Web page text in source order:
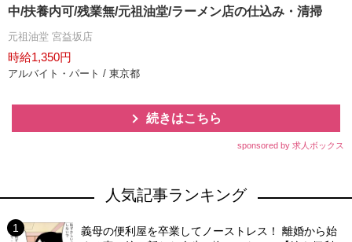
中/扶養内可/残業無/元祖油堂/ラーメン店の仕込み・清掃
元祖油堂 宮益坂店
時給1,350円
アルバイト・パート / 東京都
続きはこちら
sponsored by 求人ボックス
人気記事ランキング
義母の便利屋を卒業してノーストレス！ 離婚から始